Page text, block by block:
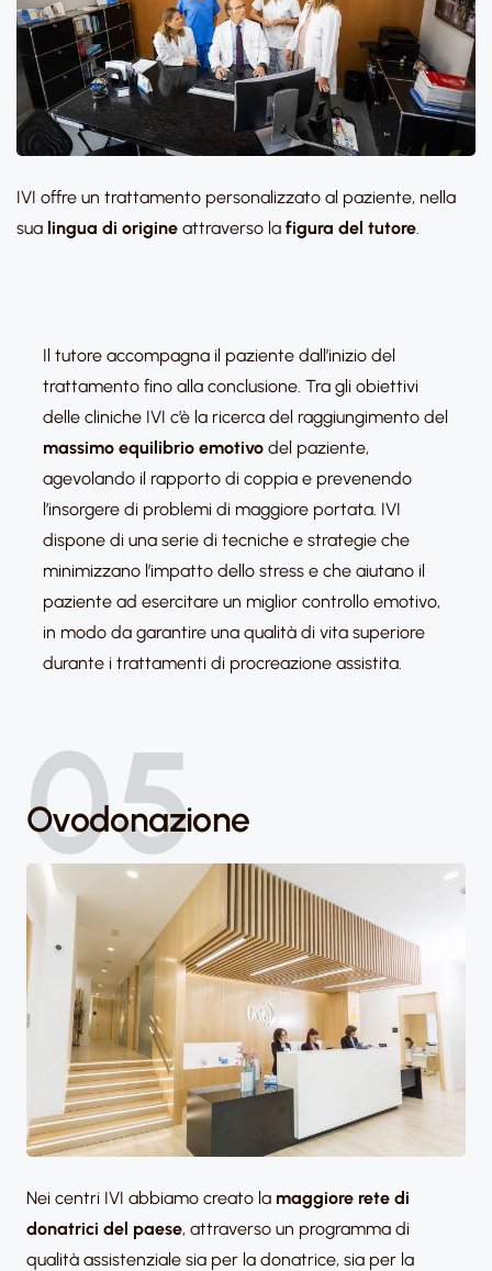
IVI offre un trattamento personalizzato al paziente, nella
sua lingua di origine attraverso la figura del tutore
Il tutore accompagna il paziente dall’inizio del
trattamento fino alla conclusione. Tra gli obiettivi
delle cliniche IVI c’è la ricerca del raggiungimento del
massimo equilibrio emotivo del paziente,
agevolando il rapporto di coppia e prevenendo
l’insorgere di problemi di maggiore portata. IVI
dispone di una serie di tecniche e strategie che
minimizzano l’impatto dello stress e che aiutano il
paziente ad esercitare un miglior controllo emotivo,
in modo da garantire una qualità di vita superiore
durante i trattamenti di procreazione assistita.
05
Ovodonazione
Nei centri IVI abbiamo creato la maggiore rete di
donatrici del paese, attraverso un programma di
qualità assistenziale sia per la donatrice, sia per la